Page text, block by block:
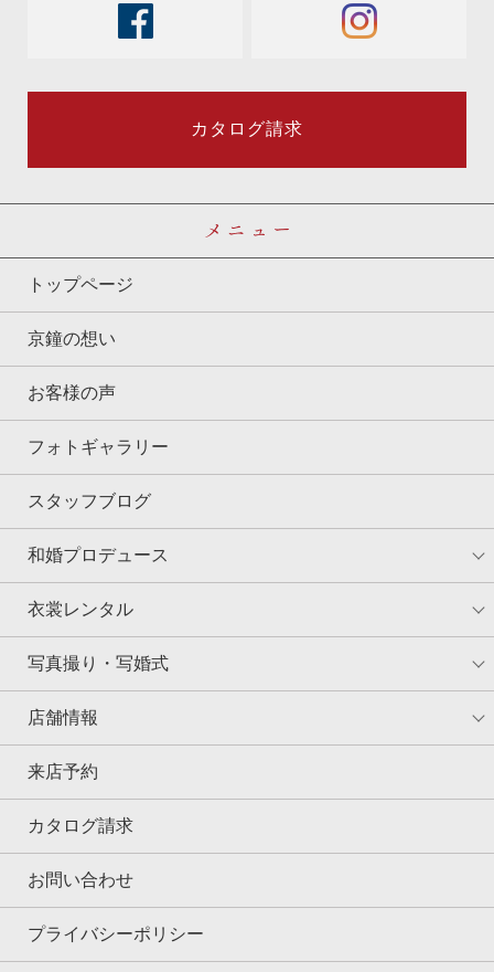
instagram
カタログ請求
トップページ
京鐘の想い
お客様の声
フォトギャラリー
スタッフブログ
和婚プロデュース
衣裳レンタル
写真撮り・写婚式
店舗情報
来店予約
カタログ請求
お問い合わせ
プライバシーポリシー